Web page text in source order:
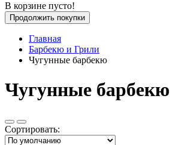
В корзине пусто!
Продолжить покупки
Главная
Барбекю и Грили
Чугунные барбекю
Чугунные барбекю
Сортировать: